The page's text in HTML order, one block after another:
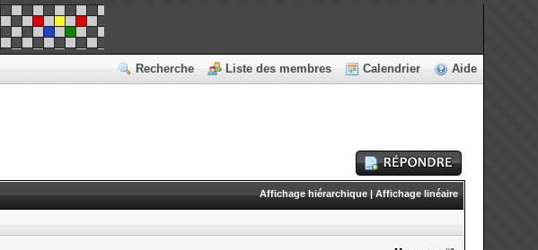
Recherche Liste des membres Calendrier Aide
Affichage hiérarchique| Affichage linéaire